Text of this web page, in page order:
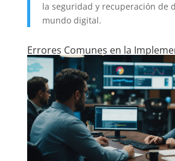
la seguridad y recuperación de
mundo digital.
Errores Comunes en la